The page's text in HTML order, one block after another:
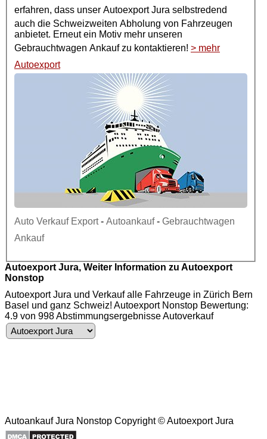
erfahren, dass unser AutoexportJura selbstredend
auch die Schweizweiten Abholung von Fahrzeugen
anbietet. Erneut ein Motiv mehr unseren
Gebrauchtwagen Ankaufzu kontaktieren! > mehr
Autoexport
Auto Verkauf Export- Autoankauf- Gebrauchtwagen
Ankauf
Autoexport Jura, Weiter Information zu Autoexport
Nonstop
Autoexport Jura und Verkauf alle Fahrzeuge in Zürich Bern
Basel und ganz Schweiz! Autoexport Nonstop Bewertung:
4.9 von 998 AbstimmungsergebnisseAutoverkauf
Autoankauf Jura Nonstop Copyright ©Autoexport Jura